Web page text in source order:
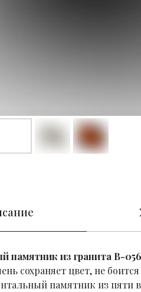
памятник из гранита B-
сохраняет цвет, не
памятник из пяти